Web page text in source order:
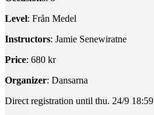
Level: Från Medel
Instructors: Jamie Senewiratne
Price: 680 kr
Organizer: Dansarna
Direct registration until thu. 24/9 18:59